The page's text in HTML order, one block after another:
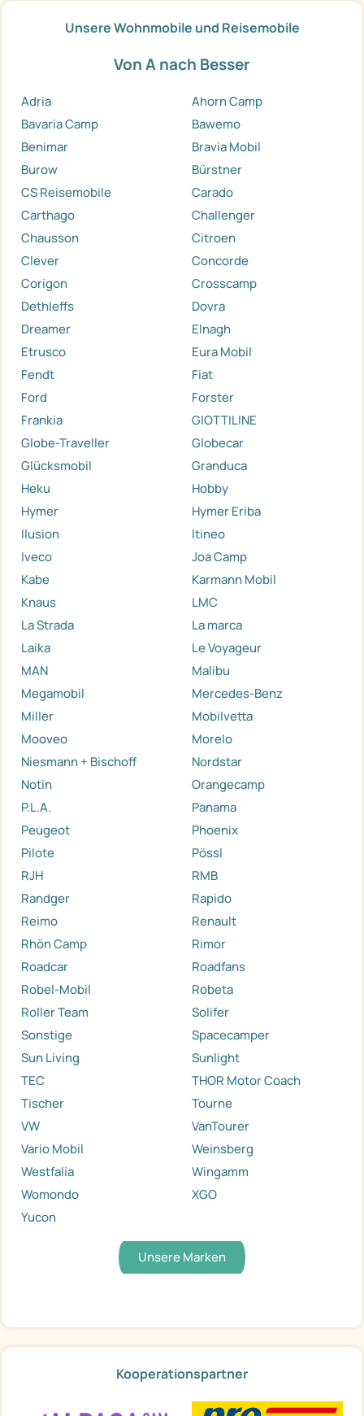
Unsere Wohnmobile und Reisemobile
Von A nach Besser
Adria
Ahorn Camp
Bavaria Camp
Bawemo
Benimar
Bravia Mobil
Burow
Bürstner
CS Reisemobile
Carado
Carthago
Challenger
Chausson
Citroen
Clever
Concorde
Corigon
Crosscamp
Dethleffs
Dovra
Dreamer
Elnagh
Etrusco
Eura Mobil
Fendt
Fiat
Ford
Forster
Frankia
GIOTTILINE
Globe-Traveller
Globecar
Glücksmobil
Granduca
Heku
Hobby
Hymer
Hymer Eriba
Ilusion
Itineo
Iveco
Joa Camp
Kabe
Karmann Mobil
Knaus
LMC
La Strada
La marca
Laika
Le Voyageur
MAN
Malibu
Megamobil
Mercedes-Benz
Miller
Mobilvetta
Mooveo
Morelo
Niesmann + Bischoff
Nordstar
Notin
Orangecamp
P.L.A.
Panama
Peugeot
Phoenix
Pilote
Pössl
RJH
RMB
Randger
Rapido
Reimo
Renault
Rhön Camp
Rimor
Roadcar
Roadfans
Robel-Mobil
Robeta
Roller Team
Solifer
Sonstige
Spacecamper
Sun Living
Sunlight
TEC
THOR Motor Coach
Tischer
Tourne
VW
VanTourer
Vario Mobil
Weinsberg
Westfalia
Wingamm
Womondo
XGO
Yucon
Unsere Marken
Kooperationspartner